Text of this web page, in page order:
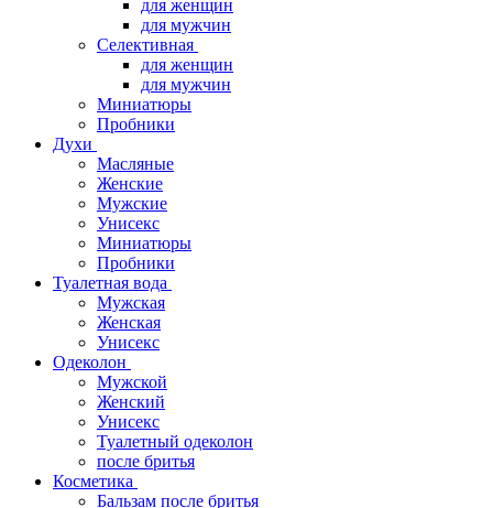
для женщин
для мужчин
Селективная
для женщин
для мужчин
Миниатюры
Пробники
Духи
Масляные
Женские
Мужские
Унисекс
Миниатюры
Пробники
Туалетная вода
Мужская
Женская
Унисекс
Одеколон
Мужской
Женский
Унисекс
Туалетный одеколон
после бритья
Косметика
Бальзам после бритья